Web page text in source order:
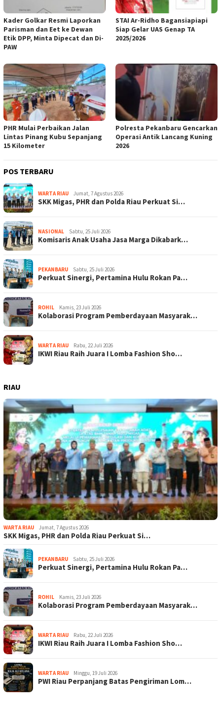
Kader Golkar Resmi Laporkan
Parisman dan Eet ke Dewan
Etik DPP, Minta Dipecat dan Di-
PAW
STAI Ar-Ridho Bagansiapiapi
Siap Gelar UAS Genap TA
2025/2026
PHR Mulai Perbaikan Jalan
Lintas Pinang Kubu Sepanjang
15 Kilometer
Polresta Pekanbaru Gencarkan
Operasi Antik Lancang Kuning
2026
POS TERBARU
WARTA RIAU Jumat, 7 Agustus 2026
SKK Migas, PHR dan Polda Riau Perkuat Si…
NASIONAL Sabtu, 25 Juli 2026
Komisaris Anak Usaha Jasa Marga Dikabark…
PEKANBARU Sabtu, 25 Juli 2026
Perkuat Sinergi, Pertamina Hulu Rokan Pa…
ROHIL Kamis, 23 Juli 2026
Kolaborasi Program Pemberdayaan Masyarak…
WARTA RIAU Rabu, 22 Juli 2026
IKWI Riau Raih Juara I Lomba Fashion Sho…
RIAU
WARTA RIAU Jumat, 7 Agustus 2026
SKK Migas, PHR dan Polda Riau Perkuat Si…
PEKANBARU Sabtu, 25 Juli 2026
Perkuat Sinergi, Pertamina Hulu Rokan Pa…
ROHIL Kamis, 23 Juli 2026
Kolaborasi Program Pemberdayaan Masyarak…
WARTA RIAU Rabu, 22 Juli 2026
IKWI Riau Raih Juara I Lomba Fashion Sho…
WARTA RIAU Minggu, 19 Juli 2026
PWI Riau Perpanjang Batas Pengiriman Lom…